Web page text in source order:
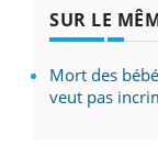
SUR LE
Mort des
veut pas